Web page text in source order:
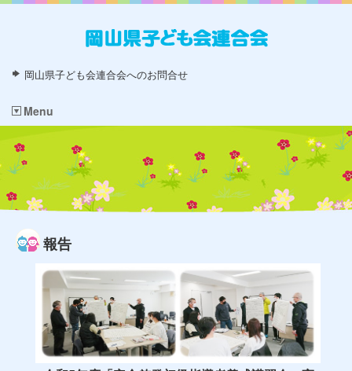
岡山県子ども会連合会へのお問合せ
Menu
報告